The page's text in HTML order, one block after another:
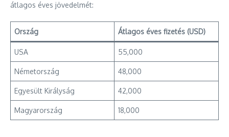
átlagos éves jövedelmét:
Ország Átlagos éves fizetés (USD)
USA 55,000
Németország 48,000
Egyesült Királyság 42,000
Magyarország 18,000